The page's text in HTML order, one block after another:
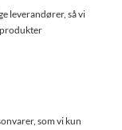
leverandører, så vi
som vi kun